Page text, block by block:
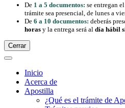
De 1 a 5 documentos: se entregan
trámite sea presencial, de lunes a
De 6 a 10 documentos: deberás
horas y la entrega será al día hábil
Cerrar
Inicio
Acerca de
Apostilla
¿Qué es el trámite de